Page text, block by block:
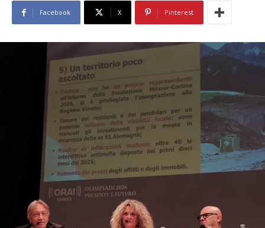
Facebook X Pinterest